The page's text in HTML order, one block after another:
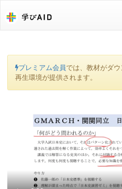
プレミアム会員では、教材がダ
再生環境が提供されます。